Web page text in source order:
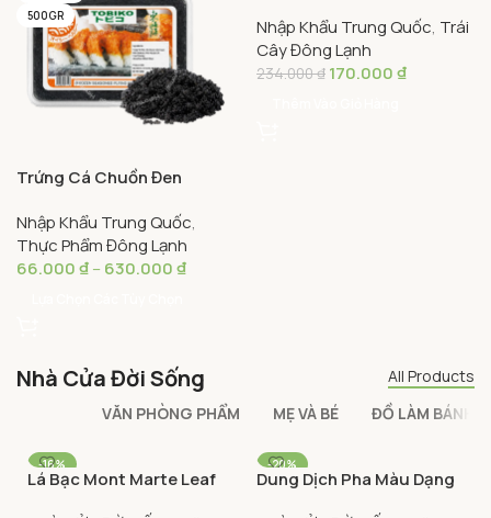
500GR
Trứng Cá Chuồn Đen
Flying Fish Roe (Black
Tobiko)
Nhập Khẩu Trung Quốc,
Thực Phẩm Đông Lạnh
66.000₫–630.000₫
Strawberry
Nhập Khẩu Trung Quốc, Trái
Cây Đông Lạnh
234.000₫ 170.000₫
Nhà Cửa Đời Sống
All Products
VĂN PHÒNG PHẨM
MẸ VÀ BÉ ĐỒ LÀM BÁNH
-16%
Lá Bạc Mont Marte Leaf
-20%
Dung Dịch Pha Màu Dạng